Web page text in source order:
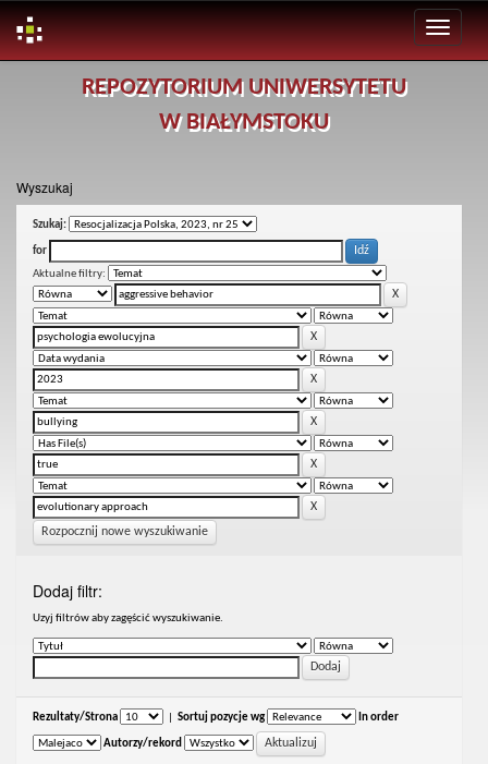
REPOZYTORIUM UNIWERSYTETU
W BIAŁYMSTOKU
Wyszukaj
Szukaj:
for
Aktualne filtry:
Rozpocznij nowe wyszukiwanie
Dodaj filtr:
Uzyj filtrów aby zagęścić wyszukiwanie.
Rezultaty/Strona Sortuj pozycje wg In order
Autorzy/rekord